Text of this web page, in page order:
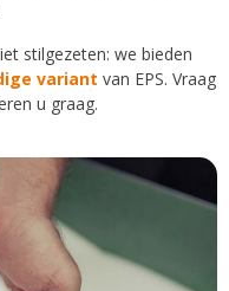
stilgezeten: we bieden
variant van EPS. Vraag
u graag.